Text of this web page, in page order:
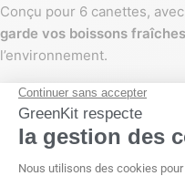
Conçu pour 6 canettes,
garde vos boissons fraîches
l’environnement.
COULEUR